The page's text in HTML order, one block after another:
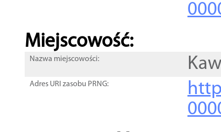
Miejscowość:
Nazwa miejscowości:
Adres URI zasobu PRNG: